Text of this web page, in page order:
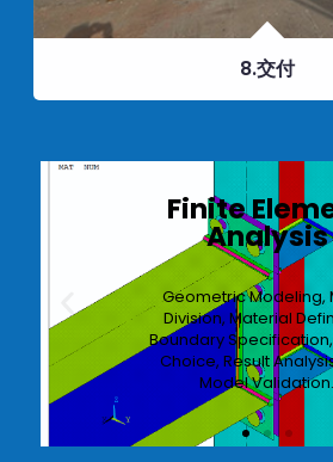
8.交付
3D
Design
We use such as Tekla
design involves
detailing, BOM,
data exchange,
clash detection.